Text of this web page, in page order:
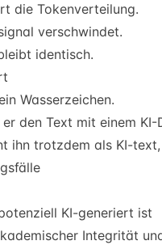
die Tokenverteilung.
verschwindet.
identisch.
Wasserzeichen.
den Text mit einem KI-
ihn trotzdem als KI-
KI-generiert ist
Integrität